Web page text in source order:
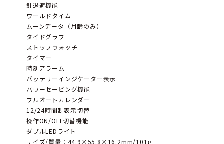
針退避機能
ワールドタイム
ムーンデータ（月齢のみ）
タイドグラフ
ストップウォッチ
タイマー
時刻アラーム
バッテリーインジケーター表示
パワーセービング機能
フルオートカレンダー
12/24時間制表示切替
操作ON/OFF切替機能
ダブルLEDライト
サイズ/質量：44.9×55.8×16.2mm/101g